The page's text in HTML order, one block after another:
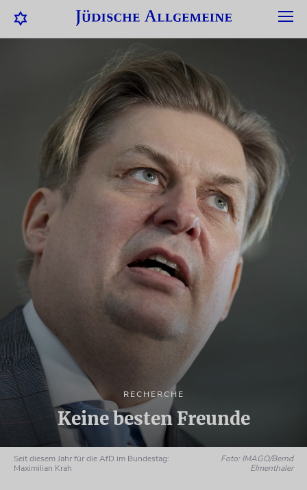
RECHERCHE
Keine besten Freunde
Seit diesem Jahr für die AfD im Bundestag:
Maximilian Krah
Foto: IMAGO/Bernd
Elmenthaler